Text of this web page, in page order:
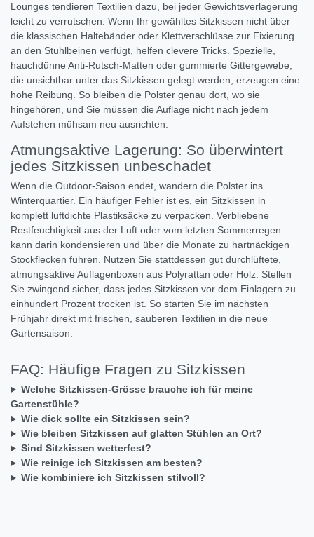
Lounges tendieren Textilien dazu, bei jeder Gewichtsverlagerung
leicht zu verrutschen. Wenn Ihr gewähltes Sitzkissen nicht über
die klassischen Haltebänder oder Klettverschlüsse zur Fixierung
an den Stuhlbeinen verfügt, helfen clevere Tricks. Spezielle,
hauchdünne Anti-Rutsch-Matten oder gummierte Gittergewebe,
die unsichtbar unter das Sitzkissen gelegt werden, erzeugen eine
hohe Reibung. So bleiben die Polster genau dort, wo sie
hingehören, und Sie müssen die Auflage nicht nach jedem
Aufstehen mühsam neu ausrichten.
Atmungsaktive Lagerung: So überwintert
jedes Sitzkissen unbeschadet
Wenn die Outdoor-Saison endet, wandern die Polster ins
Winterquartier. Ein häufiger Fehler ist es, ein Sitzkissen in
komplett luftdichte Plastiksäcke zu verpacken. Verbliebene
Restfeuchtigkeit aus der Luft oder vom letzten Sommerregen
kann darin kondensieren und über die Monate zu hartnäckigen
Stockflecken führen. Nutzen Sie stattdessen gut durchlüftete,
atmungsaktive Auflagenboxen aus Polyrattan oder Holz. Stellen
Sie zwingend sicher, dass jedes Sitzkissen vor dem Einlagern zu
einhundert Prozent trocken ist. So starten Sie im nächsten
Frühjahr direkt mit frischen, sauberen Textilien in die neue
Gartensaison.
FAQ: Häufige Fragen zu Sitzkissen
Welche Sitzkissen-Grösse brauche ich für meine
Gartenstühle?
Wie dick sollte ein Sitzkissen sein?
Wie bleiben Sitzkissen auf glatten Stühlen an Ort?
Sind Sitzkissen wetterfest?
Wie reinige ich Sitzkissen am besten?
Wie kombiniere ich Sitzkissen stilvoll?